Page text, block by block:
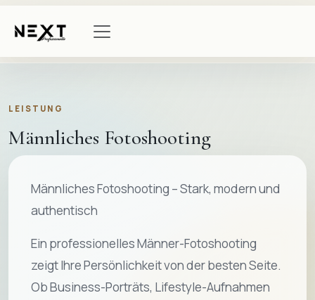
LEISTUNG
Männliches Fotoshooting
Männliches Fotoshooting – Stark, modern und
authentisch
Ein professionelles Männer-Fotoshooting
zeigt Ihre Persönlichkeit von der besten Seite.
Ob Business-Porträts, Lifestyle-Aufnahmen